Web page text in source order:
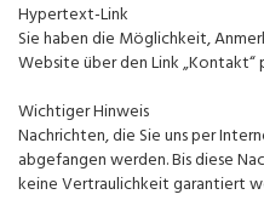
Hypertext-Link
Sie haben die Möglichkeit,
Website über den Link „Kontakt“
Wichtiger Hinweis
Nachrichten, die Sie uns per
abgefangen werden. Bis diese
keine Vertraulichkeit garantiert